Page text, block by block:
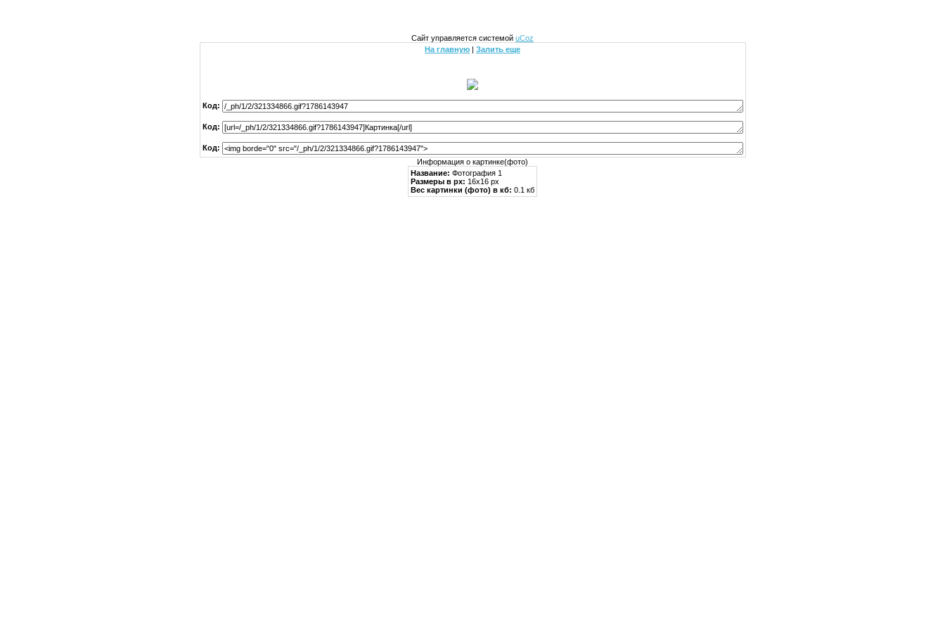
Сайт управляется системой uCoz
На главную | Залить еще
Код:
Код:
Код:
Информация о картинке(фото)
Название: Фотография 1
Размеры в px: 16x16 px
Вес картинки (фото) в кб: 0.1 кб